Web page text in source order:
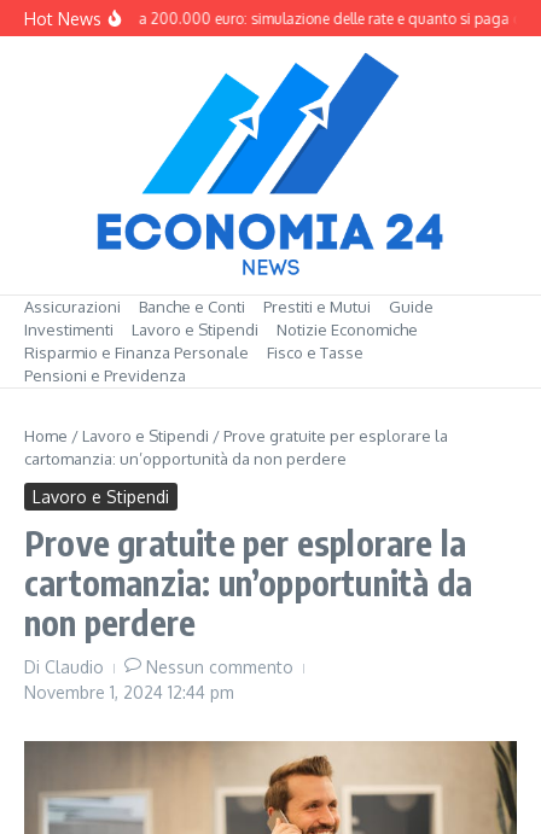
Salta al contenuto
Hot NewsMutuo da 200.000 euro: simulazione delle rate e quanto si paga
Assicurazioni Banche e Conti Prestiti e Mutui
Guide
Investimenti
Lavoro e Stipendi
Notizie Economiche
Risparmio e Finanza Personale
Fisco e Tasse
Pensioni e Previdenza
Home / Lavoro e Stipendi / Prove gratuite per esplorare la
cartomanzia: un’opportunità da non perdere
Lavoro e Stipendi
Prove gratuite per esplorare la
cartomanzia: un’opportunità da
non perdere
Di Claudio
Nessun commento
Novembre 1, 2024 12:44 pm